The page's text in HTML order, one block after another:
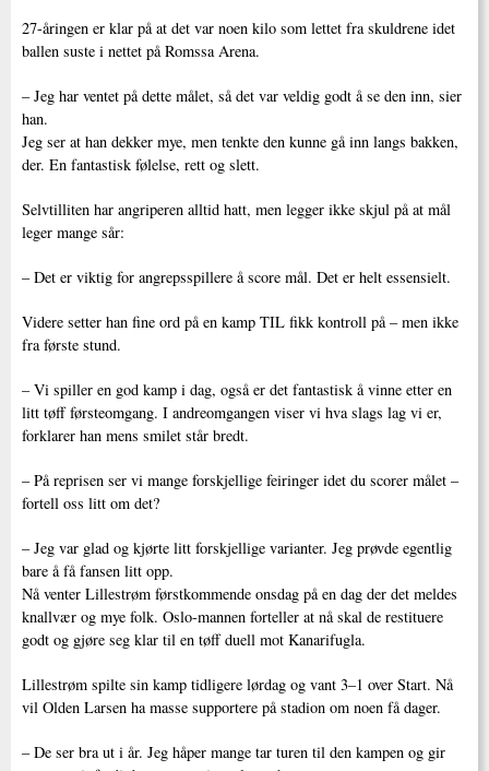
27-åringen er klar på at det var noen kilo som lettet fra skuldrene idet
ballen suste i nettet på Romssa Arena.
– Jeg har ventet på dette målet, så det var veldig godt å se den inn, sier
han.
Jeg ser at han dekker mye, men tenkte den kunne gå inn langs bakken,
der. En fantastisk følelse, rett og slett.
Selvtilliten har angriperen alltid hatt, men legger ikke skjul på at mål
leger mange sår:
– Det er viktig for angrepsspillere å score mål. Det er helt essensielt.
Videre setter han fine ord på en kamp TIL fikk kontroll på – men ikke
fra første stund.
– Vi spiller en god kamp i dag, også er det fantastisk å vinne etter en
litt tøff førsteomgang. I andreomgangen viser vi hva slags lag vi er,
forklarer han mens smilet står bredt.
– På reprisen ser vi mange forskjellige feiringer idet du scorer målet –
fortell oss litt om det?
– Jeg var glad og kjørte litt forskjellige varianter. Jeg prøvde egentlig
bare å få fansen litt opp.
Nå venter Lillestrøm førstkommende onsdag på en dag der det meldes
knallvær og mye folk. Oslo-mannen forteller at nå skal de restituere
godt og gjøre seg klar til en tøff duell mot Kanarifugla.
Lillestrøm spilte sin kamp tidligere lørdag og vant 3–1 over Start. Nå
vil Olden Larsen ha masse supportere på stadion om noen få dager.
– De ser bra ut i år. Jeg håper mange tar turen til den kampen og gir